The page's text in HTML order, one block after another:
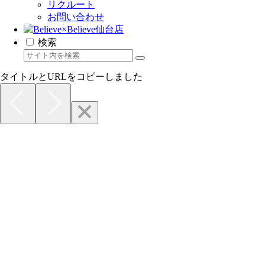
リクルート
お問い合わせ
検索
タイトルとURLをコピーしました